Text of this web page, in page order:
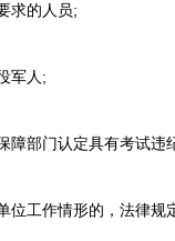
的人员;
军人;
部门认定具有考试违
工作情形的，法律规